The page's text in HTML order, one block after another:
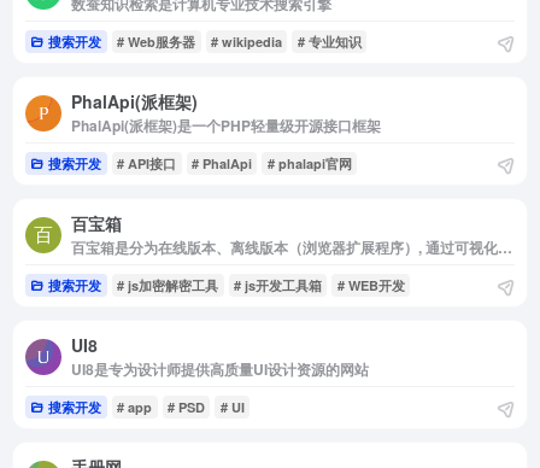
搜索开发 # Web服务器 # wikipedia # 专业知识
PhalApi(派框架)
PhalApi(派框架)是一个PHP轻量级开源接口框架
搜索开发 # API接口 # PhalApi # phalapi官网
百宝箱
百宝箱是分为在线版本、离线版本（浏览器扩展程序）, 通过可视化界面操作完成一系列需要编程才能实现的功能
搜索开发 # js加密解密工具 # js开发工具箱 # WEB开发
UI8
UI8是专为设计师提供高质量UI设计资源的网站
搜索开发 # app # PSD # UI